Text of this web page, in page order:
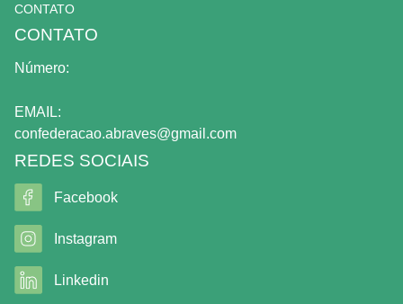
CONTATO
CONTATO
Número:
EMAIL:
confederacao.abraves@gmail.com
REDES SOCIAIS
Facebook
Instagram
Linkedin